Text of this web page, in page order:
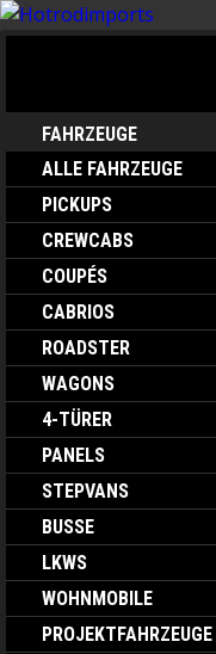
FAHRZEUGE
ALLE FAHRZEUGE
PICKUPS
CREWCABS
COUPÉS
CABRIOS
ROADSTER
WAGONS
4-TÜRER
PANELS
STEPVANS
BUSSE
LKWS
WOHNMOBILE
PROJEKTFAHRZEUGE